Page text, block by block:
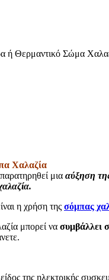
Σώμα
Χαλαζία
μια αύξηση
η χρήση της σόμπας
μπορεί να συμβάλλει
της ηλεκτρικής